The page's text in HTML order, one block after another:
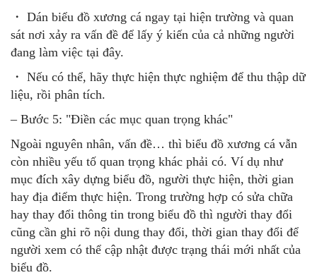
・ Dán biểu đồ xương cá ngay tại hiện trường và quan
sát nơi xảy ra vấn đề để lấy ý kiến của cả những người
đang làm việc tại đây.
・ Nếu có thể, hãy thực hiện thực nghiệm để thu thập dữ
liệu, rồi phân tích.
– Bước 5: "Điền các mục quan trọng khác"
Ngoài nguyên nhân, vấn đề… thì biểu đồ xương cá vẫn
còn nhiều yếu tố quan trọng khác phải có. Ví dụ như
mục đích xây dựng biểu đồ, người thực hiện, thời gian
hay địa điểm thực hiện. Trong trường hợp có sửa chữa
hay thay đổi thông tin trong biểu đồ thì người thay đổi
cũng cần ghi rõ nội dung thay đổi, thời gian thay đổi để
người xem có thể cập nhật được trạng thái mới nhất của
biểu đồ.